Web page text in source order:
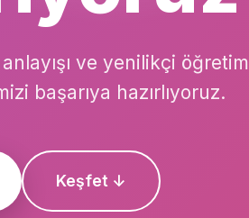
ve yenilikçi öğretim
başarıya hazırlıyoruz.
Keşfet ↓